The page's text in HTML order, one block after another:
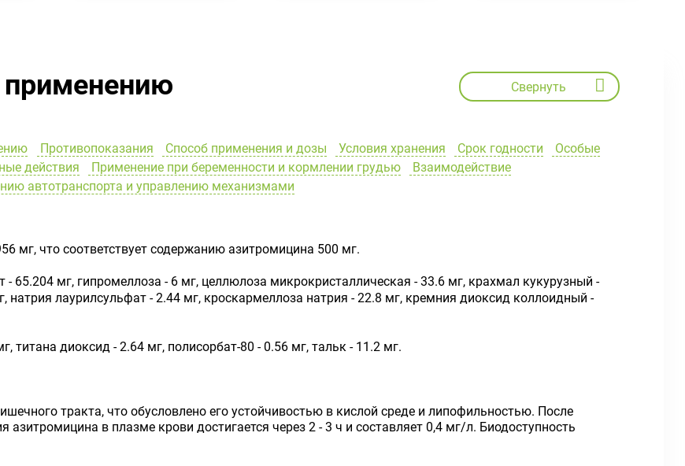
применению Свернуть
Противопоказания Способ применения и дозы Условия хранения Срок годности
Особые
действия Применение при беременности и кормлении грудью
Взаимодействие
автотранспорта и управлению механизмами
мг, что соответствует содержанию азитромицина 500 мг.
- 65.204 мг, гипромеллоза - 6 мг, целлюлоза микрокристаллическая - 33.6 мг, крахмал кукурузный -
лаурилсульфат - 2.44 мг, кроскармеллоза натрия - 22.8 мг, кремния диоксид коллоидный -
титана диоксид - 2.64 мг, полисорбат-80 - 0.56 мг, тальк - 11.2 мг.
тракта, что обусловлено его устойчивостью в кислой среде и липофильностью. После
в плазме крови достигается через 2 - 3 ч и составляет 0,4 мг/л. Биодоступность